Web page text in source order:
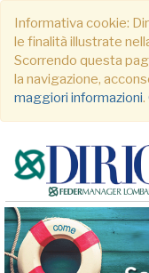
Informativa cookie:
le finalità illustrate
Scorrendo questa
la navigazione,
maggiori informazioni.